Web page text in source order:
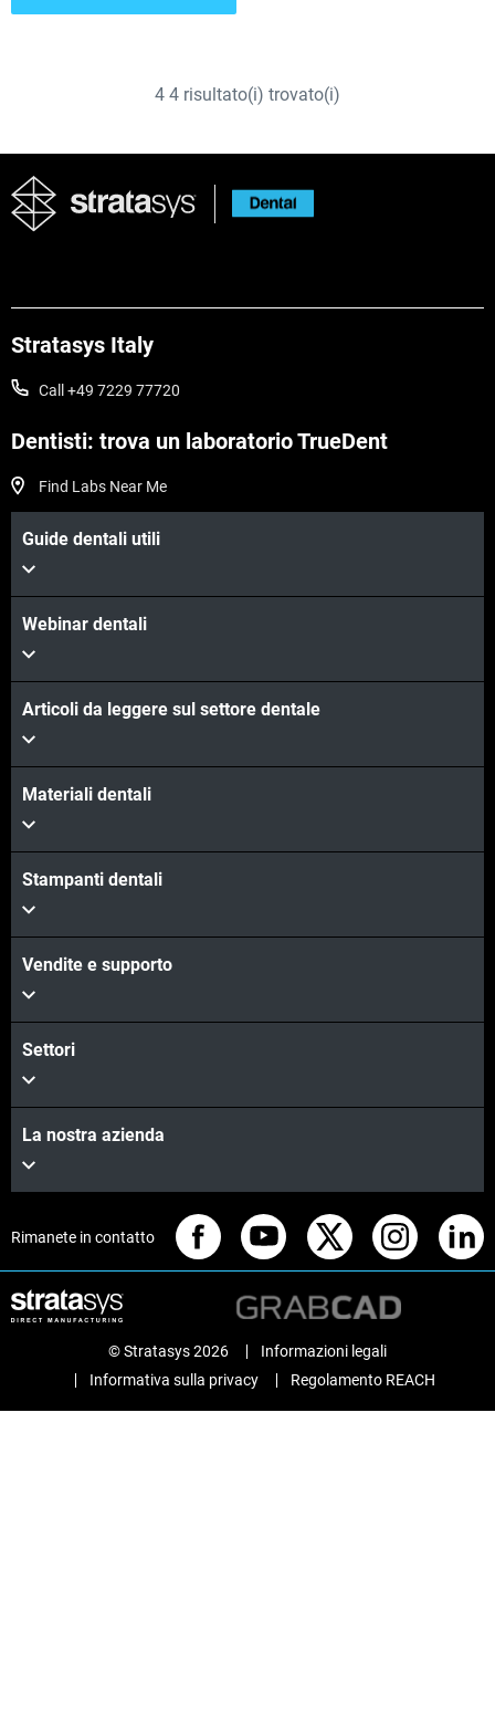
4 4 risultato(i) trovato(i)
Stratasys Italy
Call +49 7229 77720
Dentisti: trova un laboratorio TrueDent
Find Labs Near Me
Guide dentali utili
Webinar dentali
Articoli da leggere sul settore dentale
Materiali dentali
Stampanti dentali
Vendite e supporto
Settori
La nostra azienda
Rimanete in contatto
© Stratasys 2026
Informazioni legali
Informativa sulla privacy
Regolamento REACH